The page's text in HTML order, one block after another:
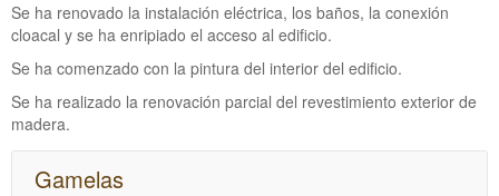
Se ha renovado la instalación eléctrica, los baños, la conexión
cloacal y se ha enripiado el acceso al edificio.
Se ha comenzado con la pintura del interior del edificio.
Se ha realizado la renovación parcial del revestimiento exterior de
madera.
Gamelas